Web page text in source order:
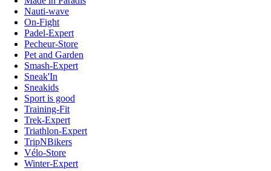
Nauti-wave
On-Fight
Padel-Expert
Pecheur-Store
Pet and Garden
Smash-Expert
Sneak'In
Sneakids
Sport is good
Training-Fit
Trek-Expert
Triathlon-Expert
TripNBikers
Vélo-Store
Winter-Expert